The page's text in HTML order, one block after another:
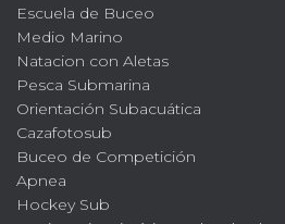
Escuela de Buceo
Medio Marino
Natacion con Aletas
Pesca Submarina
Orientación Subacuática
Cazafotosub
Buceo de Competición
Apnea
Hockey Sub